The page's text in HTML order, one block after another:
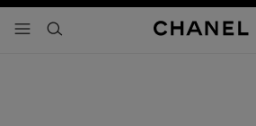
- navegación principal
buscar